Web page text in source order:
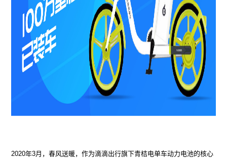
2020年3月，春风送暖，作为滴滴出行旗下青桔电单车动力电池的核心